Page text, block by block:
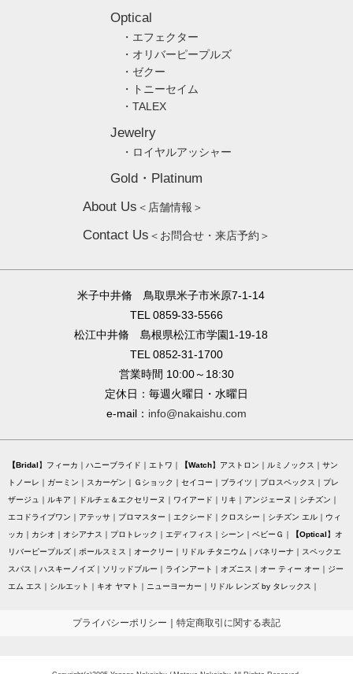
Optical
・エフェクター
・オリバーピープルズ
・ゼクー
・トニーセイム
・TALEX
Jewelry
・ロイヤルアッシャー
Gold・Platinum
About Us ＜店舗情報＞
Contact Us ＜お問合せ・来店予約＞
米子中井脩 鳥取県米子市米原7-1-14
TEL 0859-33-5566
松江中井脩 島根県松江市学園1-19-18
TEL 0852-31-1700
営業時間 10:00～18:30
定休日：毎週火曜日・水曜日
e-mail： info@nakaishu.com
Bridal フィーカ ハニーブライド エトワ Watch アストロン ルミノックス
サン
トノーレ
ガーミン スカーゲン Ｇショック セイコー ブライツ プロスペックス
プレ
ザージュ
ルキア ドルチェ＆エクセリーヌ ワイアード リキ アンジェーヌ
シチズン
エコドライブワン
アテッサ プロマスター エクシード クロスシー シチズン エル
ウィ
ッカ
カシオ オシアナス プロトレック エディフィス シーン ベビーＧ Optical
オ
リバーピープルズ
ポールスミス オークリー リドル チタニウム バネリーナ
スペックエ
スパス
ハスキーノイズ ソリッドブルー ラインアート オズニス オー ティー オー
ジー
エム エス
シルエット キオ ヤマト ニューヨーカー リドル レンズ by タレックス
プライバシーポリシー 特定商取引に関する表記